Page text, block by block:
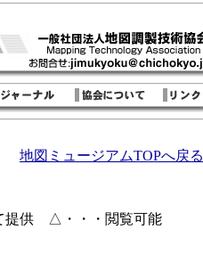
地図ミュージアムTOPへ戻る
提供 △・・・閲覧可能